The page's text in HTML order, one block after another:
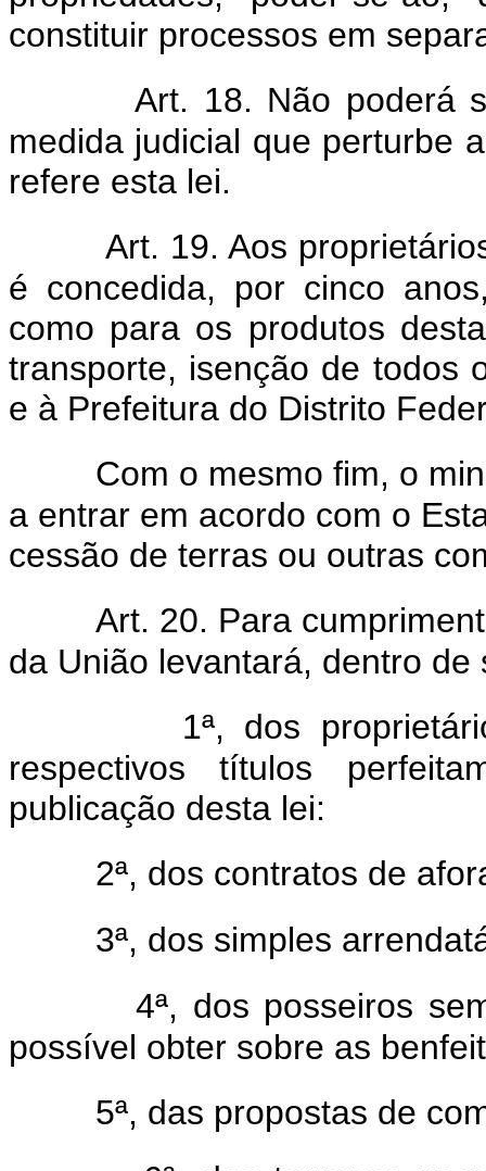
constituir processos em
Art. 18. Não poderá
medida judicial que perturbe
refere esta lei.
Art. 19. Aos
é concedida, por cinco
como para os produtos
transporte, isenção de todos
e à Prefeitura do Distrito
Com o mesmo fim, o
a entrar em acordo com o
cessão de terras ou outras
Art. 20. Para
da União levantará, dentro
1ª, dos
respectivos títulos
publicação desta lei:
2ª, dos contratos de
3ª, dos simples
4ª, dos posseiros
possível obter sobre as
5ª, das propostas de